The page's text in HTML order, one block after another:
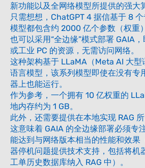
新功能以及全网络模型所提供的强大
只需想想，ChatGPT 4 据信基于 8
模型都包含约 2000 亿个参数（权重
也可以采用“全边缘”模式部署 GAIA
或工业 PC 的资源，无需访问网络。
这种架构基于 LLaMA（Meta AI 大型
语言模型，该系列模型即使在没有专
器上也能运行。
作为参考，一个拥有 10 亿权重的
地内存约为 1 GB。
此外，还需要提供在本地实现 RAG 所
这意味着 GAIA 的全边缘部署必须专
能达到与网络版本相当的性能和效果
器停机问题提供技术支持，包括将机
工单历史数据库纳入 RAG 中）。